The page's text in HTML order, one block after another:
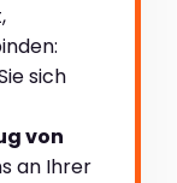
sich
von
an Ihrer